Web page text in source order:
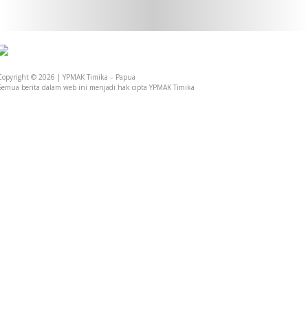
© 2026 | YPMAK Timika – Papua
berita dalam web ini menjadi hak cipta YPMAK Timika